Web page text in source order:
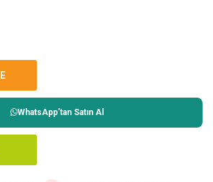
WhatsApp'tan Satın Al